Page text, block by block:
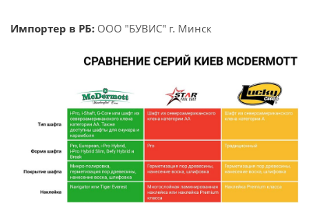
Импортер в РБ: ООО "БУВИС" г. Минск